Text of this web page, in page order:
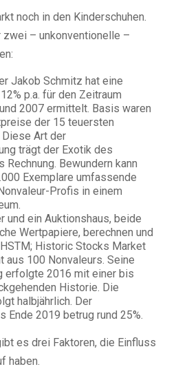
noch in den Kinderschuhen.
zwei – unkonventionelle –
Jakob Schmitz hat eine
p.a. für den Zeitraum
2007 ermittelt. Basis waren
der 15 teuersten
Art der
trägt der Exotik des
Rechnung. Bewundern kann
Exemplare umfassende
Profis in einem
und ein Auktionshaus, beide
Wertpapiere, berechnen und
Historic Stocks Market
aus 100 Nonvaleurs. Seine
erfolgte 2016 mit einer bis
Historie. Die
halbjährlich. Der
Ende 2019 betrug rund 25%.
es drei Faktoren, die Einfluss
haben.